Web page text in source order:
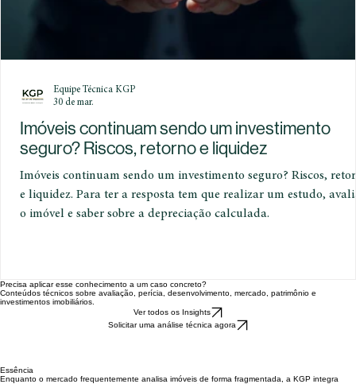
Imóveis continuam sendo um investimento
seguro? Riscos, retorno e liquidez
Imóveis continuam sendo um investimento seguro? Riscos,
e liquidez. Para ter a resposta tem que realizar um estudo,
30 de mar.
Precisa aplicar esse conhecimento a um caso concreto?
Conteúdos técnicos sobre avaliação, perícia, desenvolvimento, mercado, patrimônio e